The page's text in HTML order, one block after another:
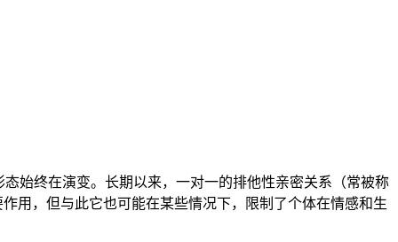
始终在演变。长期以来，一对一的排他性亲密关系（常被称
用，但与此它也可能在某些情况下，限制了个体在情感和生